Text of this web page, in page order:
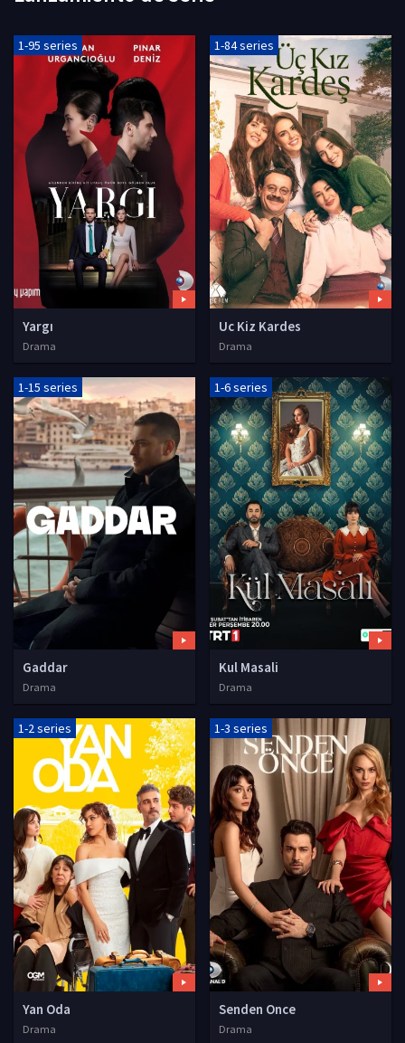
1-95 series
Yargı
Drama
1-84 series
Uc Kiz Kardes
Drama
1-15 series
Gaddar
Drama
1-6 series
Kul Masali
Drama
1-2 series
Yan Oda
Drama
1-3 series
Senden Once
Drama